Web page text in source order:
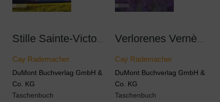
Cay Rademacher
DuMont Buchverlag GmbH &
Co. KG
Taschenbuch
Cay Rademacher
DuMont Buchverlag GmbH &
Co. KG
Taschenbuch